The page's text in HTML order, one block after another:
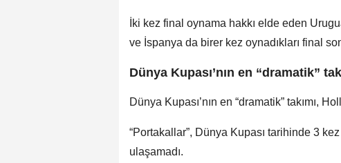
İki kez final oynama hakkı elde eden
ve İspanya da birer kez oynadıkları final
Dünya Kupası’nın en “dramatik”
Dünya Kupası’nın en “dramatik” takımı,
“Portakallar”, Dünya Kupası tarihinde 3
ulaşamadı.